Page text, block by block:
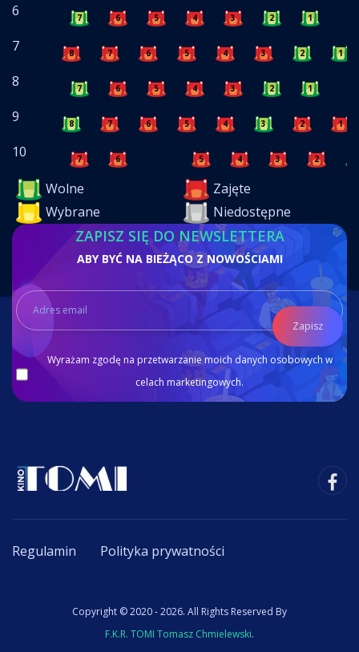
6 7 6 5 4 3 2 1
7 8 7 6 5 4 3 2 1
8 7 6 5 4 3 2 1
9 8 7 6 5 4 3 2 1
10 7 6 5 4 3 2
Wolne
Zajęte
Wybrane
Niedostępne
ZAPISZ SIĘ DO NEWSLETTERA
ABY BYĆ NA BIEŻĄCO Z NOWOŚCIAMI
Zapisz
Wyrażam zgodę na przetwarzanie moich danych osobowych w
celach marketingowych.
Regulamin Polityka prywatności
Copyright © 2020 - 2026. All Rights Reserved By
F.K.R. TOMI Tomasz Chmielewski.